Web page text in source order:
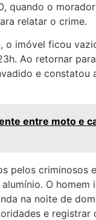
quando o
relatar o crime.
o imóvel ficou
Ao retornar
e constatou
entre moto e
pelos criminosos
O
na noite de
e registrar